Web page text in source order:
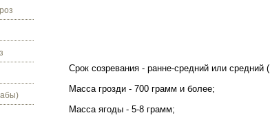
Срок созревания - ранне-средний или средний
Масса грозди - 700 грамм и более;
Масса ягоды - 5-8 грамм;